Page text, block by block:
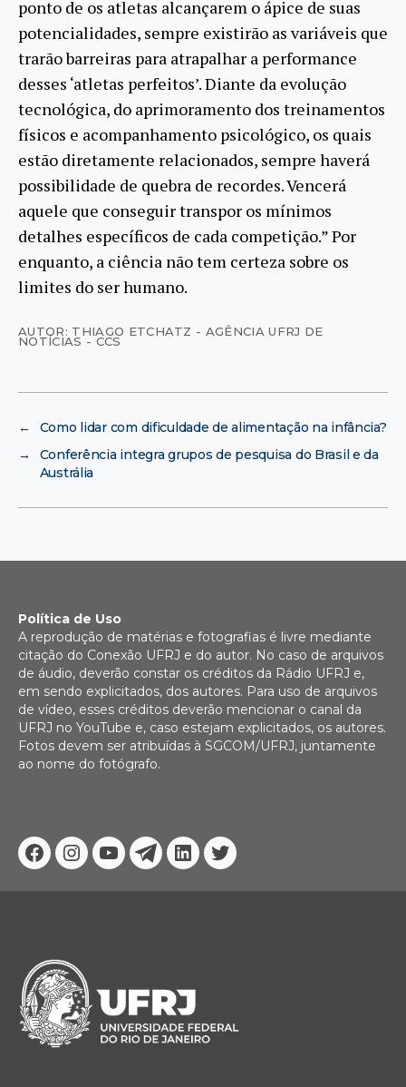
ponto de os atletas alcançarem o ápice de suas
potencialidades, sempre existirão as variáveis que
trarão barreiras para atrapalhar a performance
desses ‘atletas perfeitos’. Diante da evolução
tecnológica, do aprimoramento dos treinamentos
físicos e acompanhamento psicológico, os quais
estão diretamente relacionados, sempre haverá
possibilidade de quebra de recordes. Vencerá
aquele que conseguir transpor os mínimos
detalhes específicos de cada competição.” Por
enquanto, a ciência não tem certeza sobre os
limites do ser humano.
AUTOR: THIAGO ETCHATZ - AGÊNCIA UFRJ DE
NOTÍCIAS - CCS
←
Como lidar com dificuldade de alimentação na infância?
→
Conferência integra grupos de pesquisa do Brasil e da
Austrália
Facebook
Instagram
YoutubeTelegram
Linkedin
Twitter
Política de Uso
A reprodução de matérias e fotografias é livre mediante
citação do Conexão UFRJ e do autor. No caso de arquivos
de áudio, deverão constar os créditos da Rádio UFRJ e,
em sendo explicitados, dos autores. Para uso de arquivos
de vídeo, esses créditos deverão mencionar o canal da
UFRJ no YouTube e, caso estejam explicitados, os autores.
Fotos devem ser atribuídas à SGCOM/UFRJ, juntamente
ao nome do fotógrafo.